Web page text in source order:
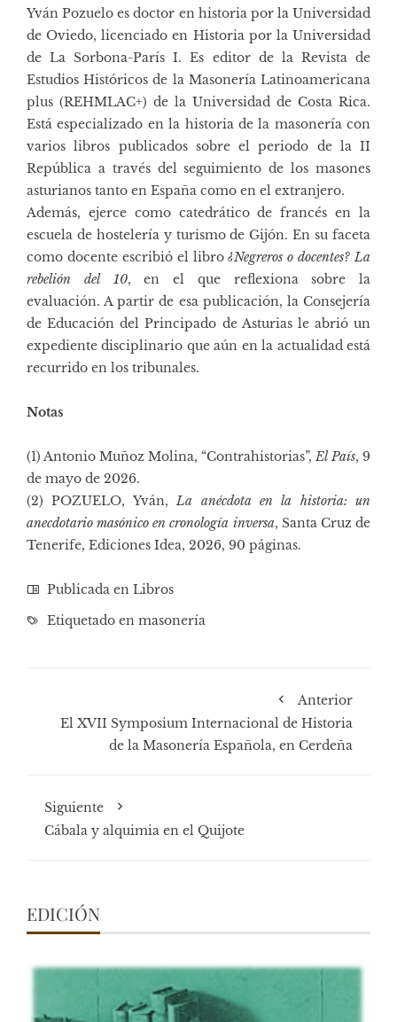
Yván Pozuelo es doctor en historia por la Universidad
de Oviedo, licenciado en Historia por la Universidad
de La Sorbona-París I. Es editor de la Revista de
Estudios Históricos de la Masonería Latinoamericana
plus (REHMLAC+) de la Universidad de Costa Rica.
Está especializado en la historia de la masonería con
varios libros publicados sobre el periodo de la II
República a través del seguimiento de los masones
asturianos tanto en España como en el extranjero.
Además, ejerce como catedrático de francés en la
escuela de hostelería y turismo de Gijón. En su faceta
como docente escribió el libro¿Negreros o docentes? La
rebelión del 10, en el que reflexiona sobre la
evaluación. A partir de esa publicación, la Consejería
de Educación del Principado de Asturias le abrió un
expediente disciplinario que aún en la actualidad está
recurrido en los tribunales.
Notas
(1) Antonio Muñoz Molina, “Contrahistorias”,El País, 9
de mayo de 2026.
(2) POZUELO, Yván,La anécdota en la historia: un
anecdotario masónico en cronología inversa, Santa Cruz de
Tenerife, Ediciones Idea, 2026, 90 páginas.
Publicada en Libros
Etiquetado en masonería
Anterior
El XVII Symposium Internacional de Historia
de la Masonería Española, en Cerdeña
Siguiente
Cábala y alquimia en el Quijote
EDICIÓN